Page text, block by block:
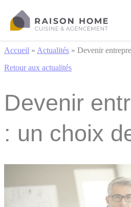
Accueil » Actualités » Devenir
Retour aux actualités
Devenir
: un choix